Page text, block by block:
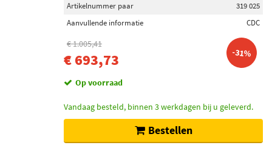
Artikelnummer paar
319 025
Aanvullende informatie
CDC
€ 1.005,41
€ 693,73 -31%
Op voorraad
Vandaag besteld, binnen 3 werkdagen bij u geleverd.
Bestellen